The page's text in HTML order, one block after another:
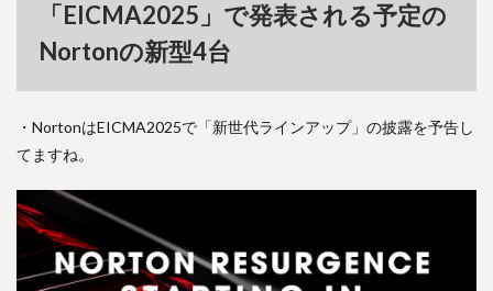
「EICMA2025」で発表される予定の
Nortonの新型4台
・NortonはEICMA2025で「新世代ラインアップ」の披露を予告し
てますね。